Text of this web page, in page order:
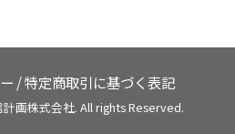
/特定商取引に基づく表記
画株式会社. All rights Reserved.